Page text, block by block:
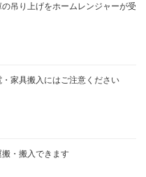
吊り上げをホームレンジャーが受
家具搬入にはご注意ください
・搬入できます